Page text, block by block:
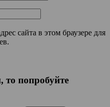
сайта в этом браузере для
попробуйте